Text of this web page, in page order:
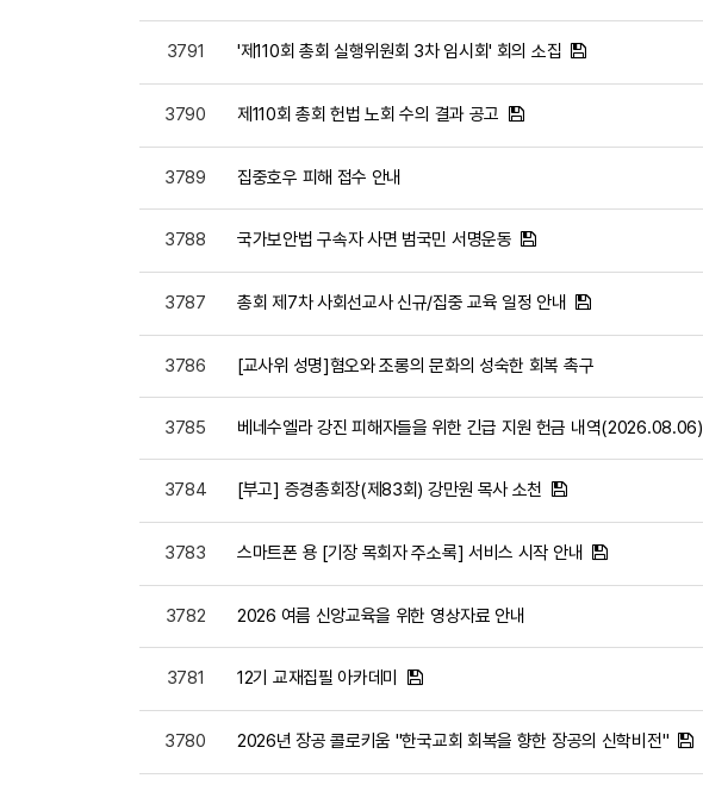
3791 '제110회 총회 실행위원회 3차 임시회' 회의 소집
3790 제110회 총회 헌법 노회 수의 결과 공고
3789 집중호우 피해 접수 안내
3788 국가보안법 구속자 사면 범국민 서명운동
3787 총회 제7차 사회선교사 신규/집중 교육 일정 안내
3786 [교사위 성명]혐오와 조롱의 문화의 성숙한 회복 촉구
3785 베네수엘라 강진 피해자들을 위한 긴급 지원 헌금 내역(2026.08.06)
3784 [부고] 증경총회장(제83회) 강만원 목사 소천
3783 스마트폰 용 [기장 목회자 주소록] 서비스 시작 안내
3782 2026 여름 신앙교육을 위한 영상자료 안내
3781 12기 교재집필 아카데미
3780 2026년 장공 콜로키움 "한국교회 회복을 향한 장공의 신학비전"